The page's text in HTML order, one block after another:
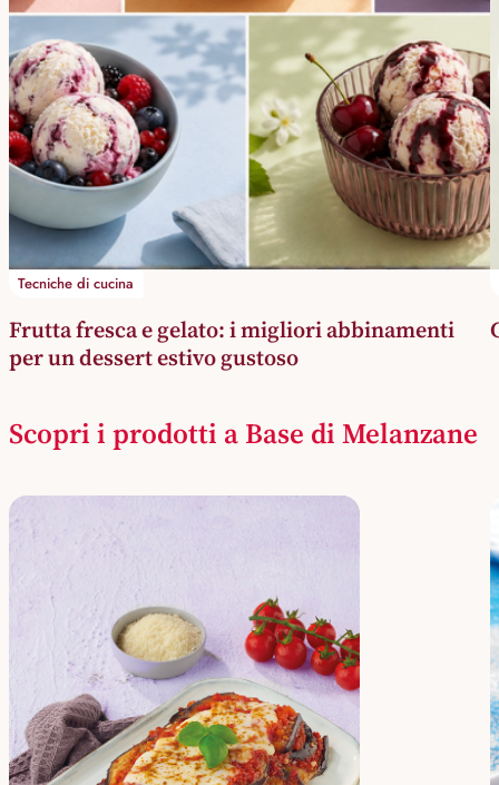
Tecniche di cucina
Frutta fresca e gelato: i migliori abbinamenti
per un dessert estivo gustoso
Scopri i prodotti a Base di Melanzane